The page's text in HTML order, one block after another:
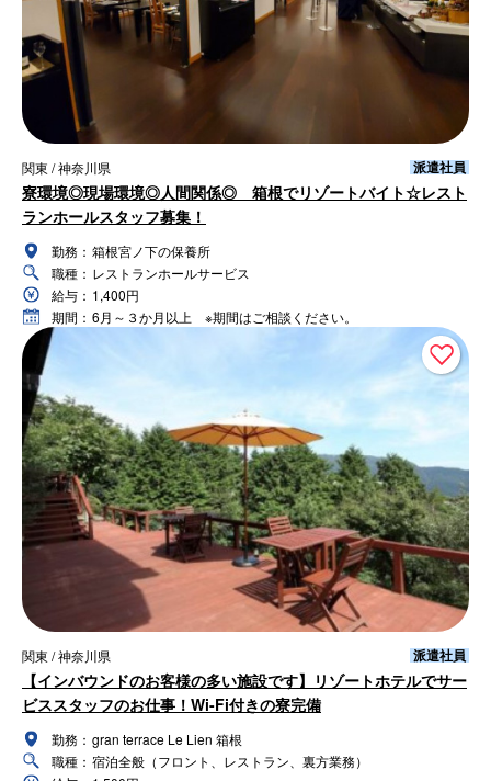
関東 / 神奈川県 派遣社員
寮環境◎現場環境◎人間関係◎ 箱根でリゾートバイト☆レスト
ランホールスタッフ募集！
勤務： 箱根宮ノ下の保養所
職種： レストランホールサービス
給与： 1,400円
期間： 6月～３か月以上 ※期間はご相談ください。
関東 / 神奈川県 派遣社員
【インバウンドのお客様の多い施設です】リゾートホテルでサー
ビススタッフのお仕事！Wi-Fi付きの寮完備
勤務： gran terrace Le Lien 箱根
職種： 宿泊全般（フロント、レストラン、裏方業務）